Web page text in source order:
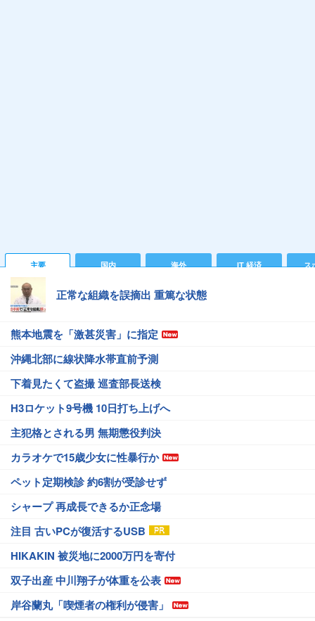
主要 国内 海外 IT 経済 ス
正常な組織を誤摘出 重篤な状態
熊本地震を「激甚災害」に指定
沖縄北部に線状降水帯直前予測
下着見たくて盗撮 巡査部長送検
H3ロケット9号機 10日打ち上げへ
主犯格とされる男 無期懲役判決
カラオケで15歳少女に性暴行か
ペット定期検診 約6割が受診せず
シャープ 再成長できるか正念場
注目 古いPCが復活するUSB
HIKAKIN 被災地に2000万円を寄付
双子出産 中川翔子が体重を公表
岸谷蘭丸「喫煙者の権利が侵害」